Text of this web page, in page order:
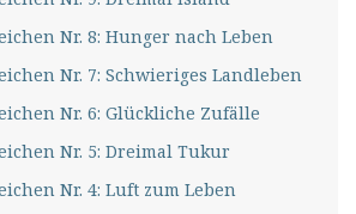
Nr. 8: Hunger nach Leben
Nr. 7: Schwieriges Landleben
Nr. 6: Glückliche Zufälle
Nr. 5: Dreimal Tukur
Nr. 4: Luft zum Leben